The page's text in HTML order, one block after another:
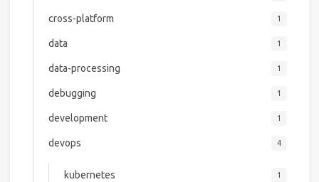
cross-platform 1
data 1
data-processing 1
debugging 1
development 1
devops 4
kubernetes 1